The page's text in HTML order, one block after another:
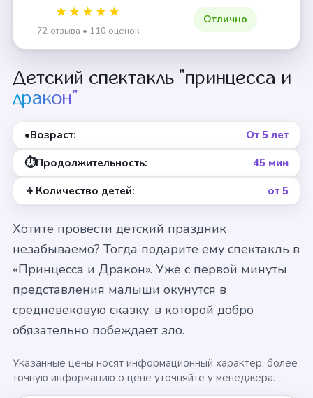
★★★★★
72 отзыва • 110 оценок
Отлично
Детский спектакль "принцесса и
дракон"
•Возраст: От 5 лет
⏱Продолжительность: 45 мин
👦 Количество детей: от 5
Хотите провести детский праздник
незабываемо? Тогда подарите ему спектакль в
«Принцесса и Дракон». Уже с первой минуты
представления малыши окунутся в
средневековую сказку, в которой добро
обязательно побеждает зло.
Указанные цены носят информационный характер, более
точную информацию о цене уточняйте у менеджера.